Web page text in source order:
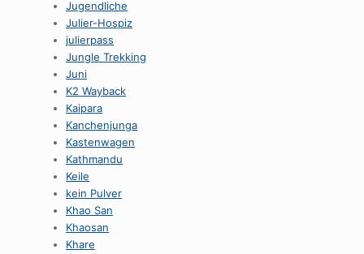
Jugendliche
Julier-Hospiz
julierpass
Jungle Trekking
Juni
K2 Wayback
Kaipara
Kanchenjunga
Kastenwagen
Kathmandu
Keile
kein Pulver
Khao San
Khaosan
Khare